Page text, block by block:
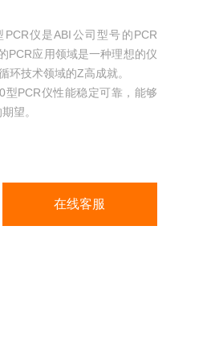
仪是ABI公司型号的PCR
PCR应用领域是一种理想的仪
环技术领域的Z高成就。
PCR仪性能稳定可靠，能够
望。
在线客服